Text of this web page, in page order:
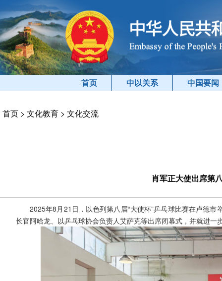
首页 中以关系 中国要闻
首页 > 文化教育 > 文化交流
肖军正大使出席第
2025年8月21日，以色列第八届“大使杯”乒乓球比赛在卢德
长官阿哈龙、以乒乓球协会负责人艾萨克等出席闭幕式，并就进一